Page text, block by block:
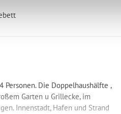
Die Doppelhaushälfte ,
Garten u Grillecke, im
Innenstadt, Hafen und Strand